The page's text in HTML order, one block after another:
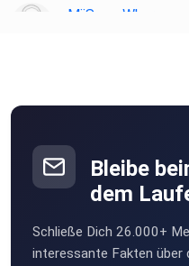
MiiSomeWhere
Gößweinstein
ChrisHHbiker
Hamburg
taigaib8
Bleibe
dem
Schließe Dich 26.000+
interessante Fakten über